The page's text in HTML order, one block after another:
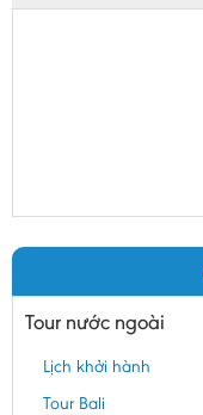
Tour nước ngoài
Lịch khởi hành
Tour Bali